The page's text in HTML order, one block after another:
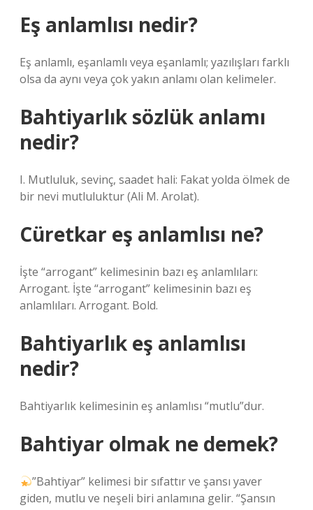
Eş anlamlısı nedir?
Eş anlamlı, eşanlamlı veya eşanlamlı; yazılışları farklı
olsa da aynı veya çok yakın anlamı olan kelimeler.
Bahtiyarlık sözlük anlamı
nedir?
I. Mutluluk, sevinç, saadet hali: Fakat yolda ölmek de
bir nevi mutluluktur (Ali M. Arolat).
Cüretkar eş anlamlısı ne?
İşte “arrogant” kelimesinin bazı eş anlamlıları:
Arrogant. İşte “arrogant” kelimesinin bazı eş
anlamlıları. Arrogant. Bold.
Bahtiyarlık eş anlamlısı
nedir?
Bahtiyarlık kelimesinin eş anlamlısı “mutlu”dur.
Bahtiyar olmak ne demek?
”Bahtiyar” kelimesi bir sıfattır ve şansı yaver
giden, mutlu ve neşeli biri anlamına gelir. “Şansın